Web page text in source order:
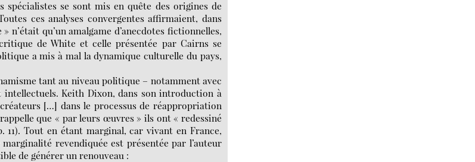
spécialistes se sont mis en quête des origines de
ces analyses convergentes affirmaient, dans
n’était qu’un amalgame d’anecdotes fictionnelles,
de White et celle présentée par Cairns se
a mis à mal la dynamique culturelle du pays,
tant au niveau politique – notamment avec
intellectuels. Keith Dixon, dans son introduction à
[…] dans le processus de réappropriation
que « par leurs œuvres » ils ont « redessiné
11). Tout en étant marginal, car vivant en France,
revendiquée est présentée par l’auteur
de générer un renouveau :